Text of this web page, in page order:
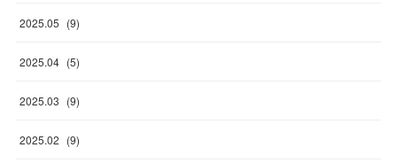
2025.05 (9)
2025.04 (5)
2025.03 (9)
2025.02 (9)